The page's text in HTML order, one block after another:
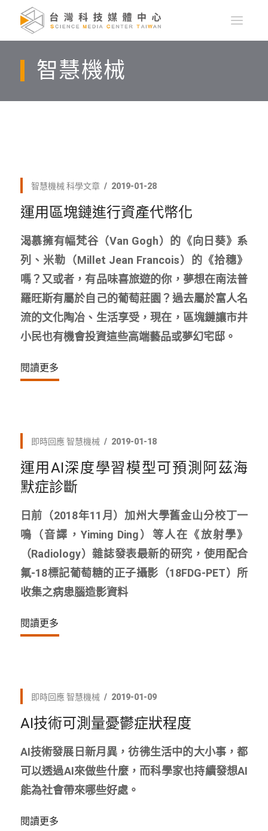
智慧機械
智慧機械 科學文章 2019-01-28
運用區塊鏈進行資產代幣化
渴慕擁有幅梵谷（Van Gogh）的《向日葵》系
列、米勒（Millet Jean Francois）的《拾穗》
嗎？又或者，有品味喜旅遊的你，夢想在南法普
羅旺斯有屬於自己的葡萄莊園？過去屬於富人名
流的文化陶冶、生活享受，現在，區塊鏈讓市井
小民也有機會投資這些高端藝品或夢幻宅邸。
閱讀更多
即時回應 智慧機械 2019-01-18
運用AI深度學習模型可預測阿茲海
默症診斷
日前（2018年11月）加州大學舊金山分校丁一
鳴（音譯，Yiming Ding）等人在《放射學》
（Radiology）雜誌發表最新的研究，使用配合
氟-18標記葡萄糖的正子攝影（18FDG-PET）所
收集之病患腦造影資料
閱讀更多
即時回應 智慧機械 2019-01-09
AI技術可測量憂鬱症狀程度
AI技術發展日新月異，彷彿生活中的大小事，都
可以透過AI來做些什麼，而科學家也持續發想AI
能為社會帶來哪些好處。
閱讀更多